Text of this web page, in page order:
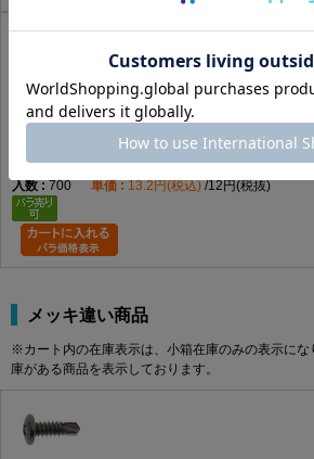
ピアスＰＡＮ
500310000040019007
この商品の詳細はコチラ
SUS410
GB(茶) 4 X
700
13.2円(税込) 12円(税抜)
メッキ違い商品
※カート内の在庫表示は、小箱在庫のみの表示に
庫がある商品を表示しております。